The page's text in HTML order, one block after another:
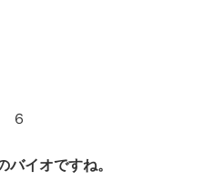
６
イオですね。